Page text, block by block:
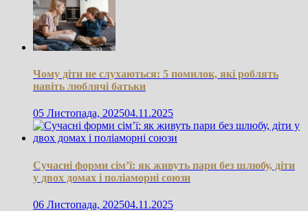
Чому діти не слухаються: 5 помилок, які роблять
навіть люблячі батьки
05 Листопада, 202504.11.2025
Сучасні форми сім’ї: як живуть пари без шлюбу, діти
у двох домах і поліаморні союзи
06 Листопада, 202504.11.2025